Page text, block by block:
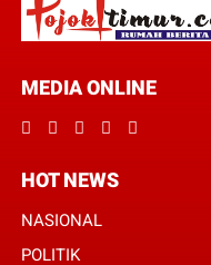
MEDIA ONLINE
HOT NEWS
NASIONAL
POLITIK